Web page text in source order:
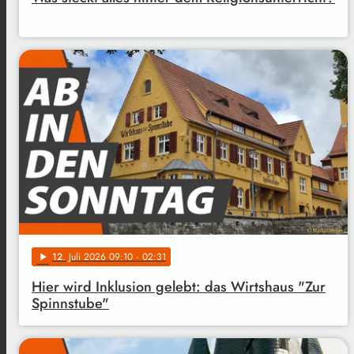
play_arrow 12. Juli 2026 09:10 · 02:31
Hier wird Inklusion gelebt: das Wirtshaus "Zur
Spinnstube"